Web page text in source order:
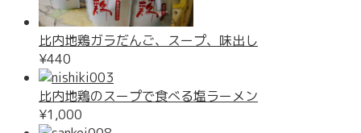
比内地鶏ガラだんご、スープ、味出し
¥440
比内地鶏のスープで食べる塩ラーメン
¥1,000